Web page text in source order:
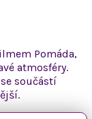
Pomáda,
atmosféry.
se součástí